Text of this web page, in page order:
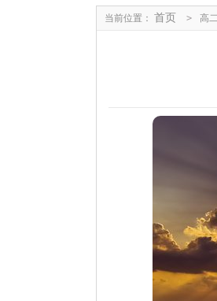
当前位置： 首页 > 高